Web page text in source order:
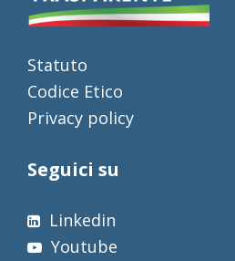
Statuto
Codice Etico
Privacy policy
Seguici su
Linkedin
Youtube